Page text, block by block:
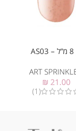
₪ 21.00
(1)